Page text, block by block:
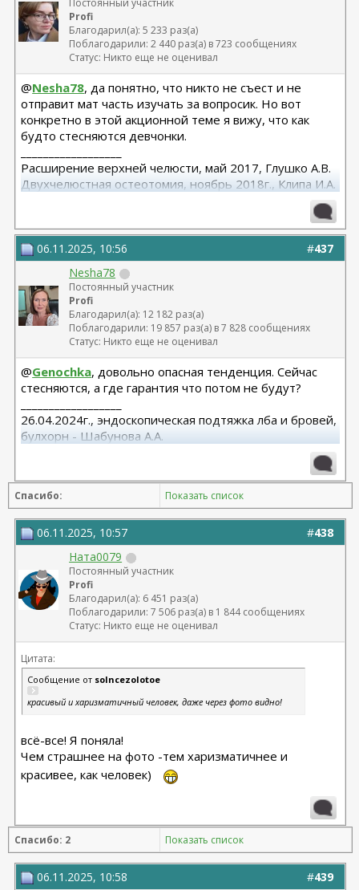
Постоянный участник
Profi
Благодарил(а): 5 233 раз(а)
Поблагодарили: 2 440 раз(а) в 723 сообщениях
Статус: Никто еще не оценивал
@Nesha78, да понятно, что никто не съест и не
отправит мат часть изучать за вопросик. Но вот
конкретно в этой акционной теме я вижу, что как
будто стесняются девчонки.
Расширение верхней челюсти, май 2017, Глушко А.В.
Двухчелюстная остеотомия, ноябрь 2018г., Клипа И.А.
Маммопластика (подтяжка без имплантов с редукцией
#437
06.11.2025, 10:56
Nesha78
Постоянный участник
Profi
Благодарил(а): 12 182 раз(а)
Поблагодарили: 19 857 раз(а) в 7 828 сообщениях
Статус: Никто еще не оценивал
@Genochka, довольно опасная тенденция. Сейчас
стесняются, а где гарантия что потом не будут?
26.04.2024г., эндоскопическая подтяжка лба и бровей,
булхорн - Шабунова А.А.
06.12.2024г., бодилифт, липофилинг ягодиц, редукция
22.09.2025г. брахио пластика+торсопластика -
Бабикова М.А.
06.01.2026г. феморо пластика+липо ног - Бабикова
М.А.
Спасибо: Показать список
#438
06.11.2025, 10:57
Ната0079
Постоянный участник
Profi
Благодарил(а): 6 451 раз(а)
Поблагодарили: 7 506 раз(а) в 1 844 сообщениях
Статус: Никто еще не оценивал
Цитата:
Сообщение от solncezolotoe
красивый и харизматичный человек, даже через фото видно!
всё-все! Я поняла!
Чем страшнее на фото -тем харизматичнее и
красивее, как человек)
Спасибо: 2 Показать список
#439
06.11.2025, 10:58